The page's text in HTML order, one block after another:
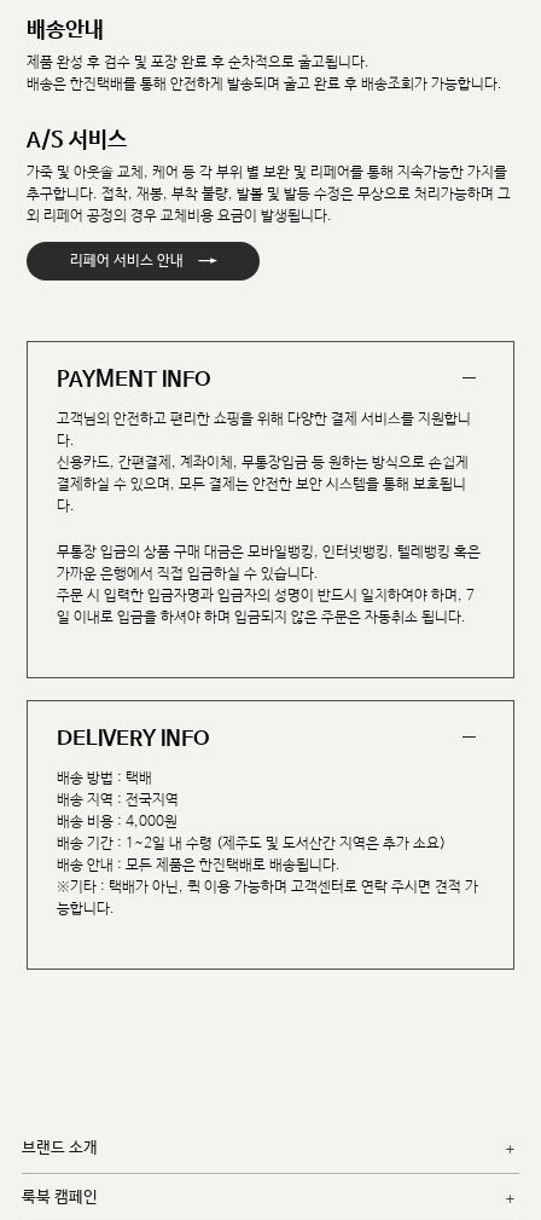
배송안내
제품 완성 후 검수 및 포장 완료 후 순차적으로 출고됩니다.
배송은 한진택배를 통해 안전하게 발송되며 출고 완료 후 배송조회가 가능합니다.
A/S 서비스
가죽 및 아웃솔 교체, 케어 등 각 부위 별 보완 및 리페어를 통해 지속가능한 가치를
추구합니다. 접착, 재봉, 부착 불량, 발볼 및 발등 수정은 무상으로 처리가능하며 그
외 리페어 공정의 경우 교체비용 요금이 발생됩니다.
리페어 서비스 안내 →
PAYMENT INFO
고객님의 안전하고 편리한 쇼핑을 위해 다양한 결제 서비스를 지원합니
다.
신용카드, 간편결제, 계좌이체, 무통장입금 등 원하는 방식으로 손쉽게
결제하실 수 있으며, 모든 결제는 안전한 보안 시스템을 통해 보호됩니
다.
무통장 입금의 상품 구매 대금은 모바일뱅킹, 인터넷뱅킹, 텔레뱅킹 혹은
가까운 은행에서 직접 입금하실 수 있습니다.
주문 시 입력한 입금자명과 입금자의 성명이 반드시 일치하여야 하며, 7
일 이내로 입금을 하셔야 하며 입금되지 않은 주문은 자동취소 됩니다.
DELIVERY INFO
배송 방법 : 택배
배송 지역 : 전국지역
배송 비용 : 4,000원
배송 기간 : 1~2일 내 수령 (제주도 및 도서산간 지역은 추가 소요)
배송 안내 : 모든 제품은 한진택배로 배송됩니다.
※기타 : 택배가 아닌, 퀵 이용 가능하며 고객센터로 연락 주시면 견적 가
능합니다.
브랜드 소개
룩북 캠페인